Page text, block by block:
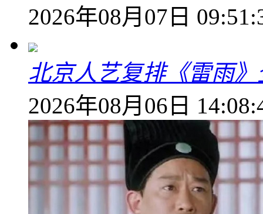
2026年08月07日
北京人艺复排《雷雨》
2026年08月06日